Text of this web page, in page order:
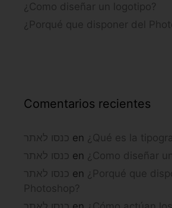
¿Como diseñar un logotipo?
¿Porqué que disponer del
Comentarios recientes
כנסו לאתר en ¿Qué es la
כנסו לאתר en ¿Como diseñar
כנסו לאתר en ¿Porqué que
Photoshop?